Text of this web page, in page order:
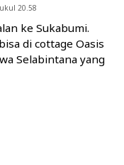
20.58
ke Sukabumi.
di cottage Oasis
Selabintana yang